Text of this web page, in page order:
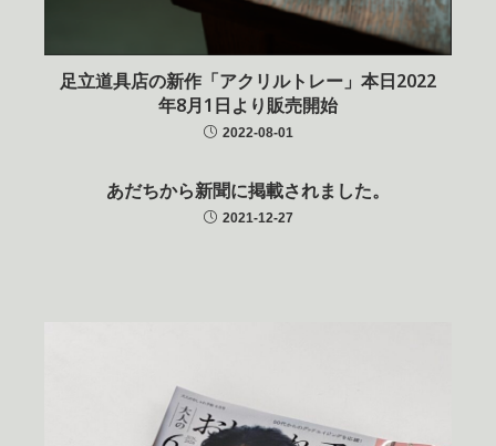
足立道具店の新作「アクリルトレー」本日2022
年8月1日より販売開始
2022-08-01
あだちから新聞に掲載されました。
2021-12-27